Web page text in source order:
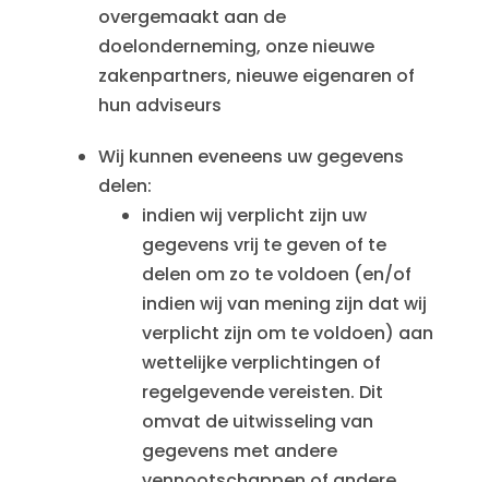
overgemaakt aan de
doelonderneming, onze nieuwe
zakenpartners, nieuwe eigenaren of
hun adviseurs
Wij kunnen eveneens uw gegevens
delen:
indien wij verplicht zijn uw
gegevens vrij te geven of te
delen om zo te voldoen (en/of
indien wij van mening zijn dat wij
verplicht zijn om te voldoen) aan
wettelijke verplichtingen of
regelgevende vereisten. Dit
omvat de uitwisseling van
gegevens met andere